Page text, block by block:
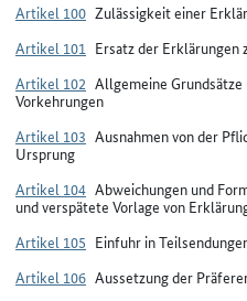
Artikel 100 Zulässigkeit einer
Artikel 101 Ersatz der Erklärungen
Artikel 102 Allgemeine
Vorkehrungen
Artikel 103 Ausnahmen von der
Ursprung
Artikel 104 Abweichungen und
und verspätete Vorlage von
Artikel 105 Einfuhr in
Artikel 106 Aussetzung der